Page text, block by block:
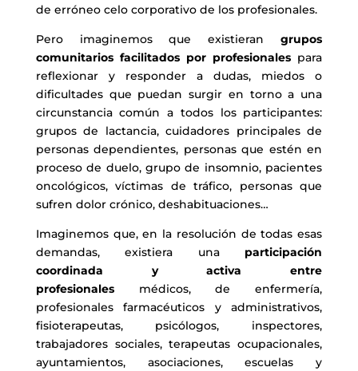
de erróneo celo corporativo de los profesionales.
Pero imaginemos que existierangrupos
comunitarios facilitados por profesionales para
reflexionar y responder a dudas, miedos o
dificultades que puedan surgir en torno a una
circunstancia común a todos los participantes:
grupos de lactancia, cuidadores principales de
personas dependientes, personas que estén en
proceso de duelo, grupo de insomnio, pacientes
oncológicos, víctimas de tráfico, personas que
sufren dolor crónico, deshabituaciones…
Imaginemos que, en la resolución de todas esas
demandas, existiera una participación
coordinada y activa entre
profesionalesmédicos, de enfermería,
profesionales farmacéuticos y administrativos,
fisioterapeutas, psicólogos, inspectores,
trabajadores sociales, terapeutas ocupacionales,
ayuntamientos, asociaciones, escuelas y